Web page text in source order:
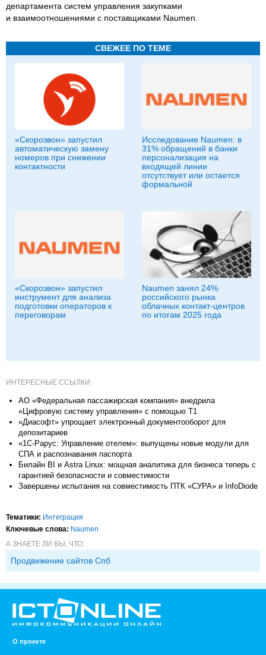
департамента систем управления закупками
и взаимоотношениями с поставщиками Naumen.
СВЕЖЕЕ ПО ТЕМЕ
«Скорозвон» запустил
автоматическую замену
номеров при снижении
контактности
Исследование Naumen: в
31% обращений в банки
персонализация на
входящей линии
отсутствует или остается
формальной
«Скорозвон» запустил
инструмент для анализа
подготовки операторов к
переговорам
Naumen занял 24%
российского рынка
облачных контакт-центров
по итогам 2025 года
ИНТЕРЕСНЫЕ ССЫЛКИ
АО «Федеральная пассажирская компания» внедрила
«Цифровую систему управления» с помощью Т1
«Диасофт» упрощает электронный документооборот для
депозитариев
«1С-Рарус: Управление отелем»: выпущены новые модули для
СПА и распознавания паспорта
Билайн BI и Astra Linux: мощная аналитика для бизнеса теперь с
гарантией безопасности и совместимости
Завершены испытания на совместимость ПТК «СУРА» и InfoDiode
Тематики: Интеграция
Ключевые слова: Naumen
А ЗНАЕТЕ ЛИ ВЫ, ЧТО:
Продвижение сайтов Спб
О проекте